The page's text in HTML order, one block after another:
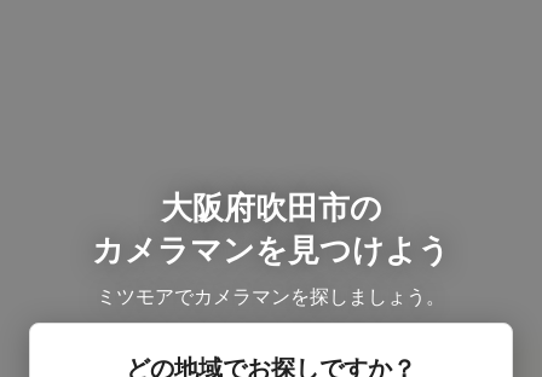
大阪府吹田市の
カメラマンを見つけよう
ミツモアでカメラマンを探しましょう。
どの地域でお探しですか？